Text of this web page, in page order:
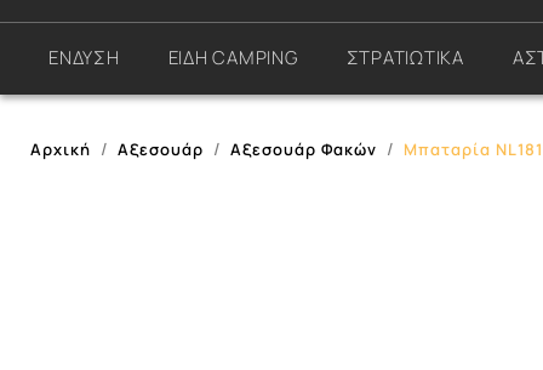
ΕΝΔΥΣΗ ΕΙΔΗ CAMPING ΣΤΡΑΤΙΩΤΙΚΑ
Αρχική Αξεσουάρ Αξεσουάρ Φακών Μπαταρία